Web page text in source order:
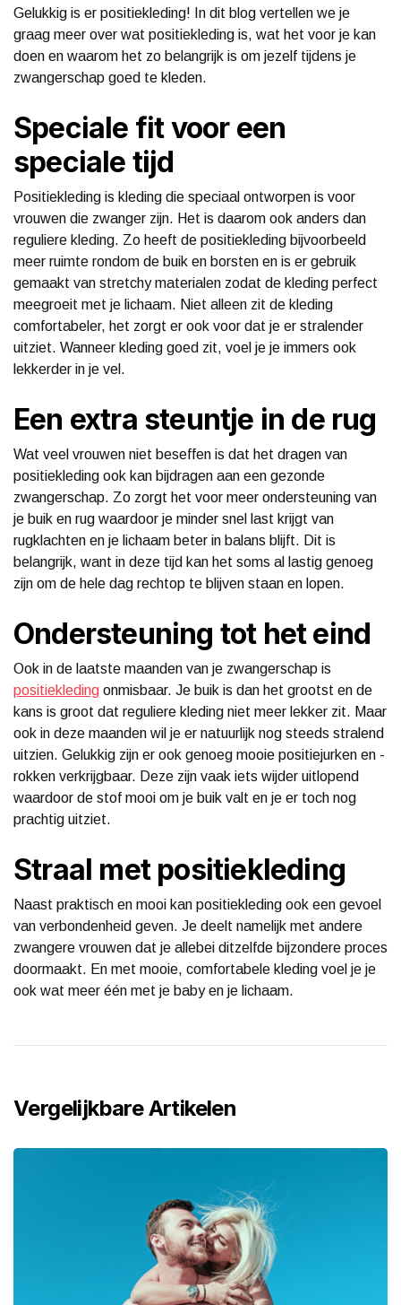
Gelukkig is er positiekleding! In dit blog vertellen we je
graag meer over wat positiekleding is, wat het voor je kan
doen en waarom het zo belangrijk is om jezelf tijdens je
zwangerschap goed te kleden.
Speciale fit voor een
speciale tijd
Positiekleding is kleding die speciaal ontworpen is voor
vrouwen die zwanger zijn. Het is daarom ook anders dan
reguliere kleding. Zo heeft de positiekleding bijvoorbeeld
meer ruimte rondom de buik en borsten en is er gebruik
gemaakt van stretchy materialen zodat de kleding perfect
meegroeit met je lichaam. Niet alleen zit de kleding
comfortabeler, het zorgt er ook voor dat je er stralender
uitziet. Wanneer kleding goed zit, voel je je immers ook
lekkerder in je vel.
Een extra steuntje in de rug
Wat veel vrouwen niet beseffen is dat het dragen van
positiekleding ook kan bijdragen aan een gezonde
zwangerschap. Zo zorgt het voor meer ondersteuning van
je buik en rug waardoor je minder snel last krijgt van
rugklachten en je lichaam beter in balans blijft. Dit is
belangrijk, want in deze tijd kan het soms al lastig genoeg
zijn om de hele dag rechtop te blijven staan en lopen.
Ondersteuning tot het eind
Ook in de laatste maanden van je zwangerschap is
positiekleding onmisbaar. Je buik is dan het grootst en de
kans is groot dat reguliere kleding niet meer lekker zit. Maar
ook in deze maanden wil je er natuurlijk nog steeds stralend
uitzien. Gelukkig zijn er ook genoeg mooie positiejurken en -
rokken verkrijgbaar. Deze zijn vaak iets wijder uitlopend
waardoor de stof mooi om je buik valt en je er toch nog
prachtig uitziet.
Straal met positiekleding
Naast praktisch en mooi kan positiekleding ook een gevoel
van verbondenheid geven. Je deelt namelijk met andere
zwangere vrouwen dat je allebei ditzelfde bijzondere proces
doormaakt. En met mooie, comfortabele kleding voel je je
ook wat meer één met je baby en je lichaam.
Vergelijkbare Artikelen